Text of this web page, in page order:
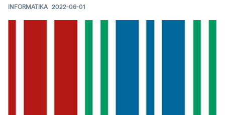
INFORMATIKA 2022-06-01